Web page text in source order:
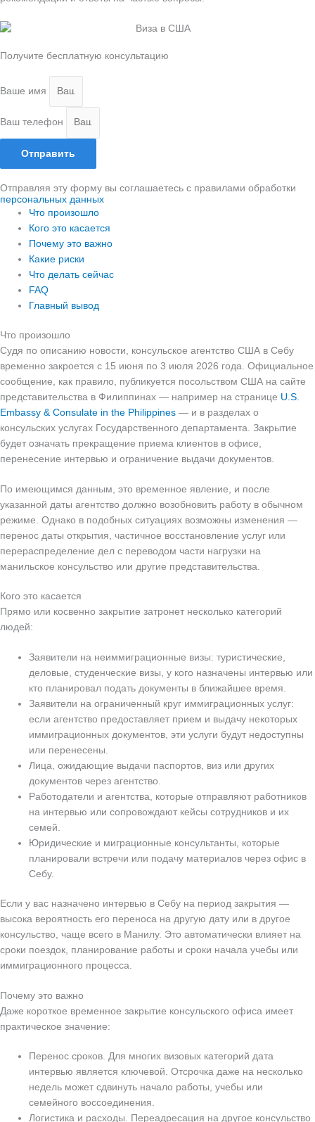
Получите бесплатную консультацию
Ваше имя
Ваш телефон
Отправить
Отправляя эту форму вы соглашаетесь с правилами обработки
персональных данных
Что произошло
Кого это касается
Почему это важно
Какие риски
Что делать сейчас
FAQ
Главный вывод
Что произошло
Судя по описанию новости, консульское агентство США в Себу
временно закроется с 15 июня по 3 июля 2026 года. Официальное
сообщение, как правило, публикуется посольством США на сайте
представительства в Филиппинах — например на странице U.S.
Embassy & Consulate in the Philippines — и в разделах о
консульских услугах Государственного департамента. Закрытие
будет означать прекращение приема клиентов в офисе,
перенесение интервью и ограничение выдачи документов.
По имеющимся данным, это временное явление, и после
указанной даты агентство должно возобновить работу в обычном
режиме. Однако в подобных ситуациях возможны изменения —
перенос даты открытия, частичное восстановление услуг или
перераспределение дел с переводом части нагрузки на
манильское консульство или другие представительства.
Кого это касается
Прямо или косвенно закрытие затронет несколько категорий
людей:
Заявители на неиммиграционные визы: туристические,
деловые, студенческие визы, у кого назначены интервью или
кто планировал подать документы в ближайшее время.
Заявители на ограниченный круг иммиграционных услуг:
если агентство предоставляет прием и выдачу некоторых
иммиграционных документов, эти услуги будут недоступны
или перенесены.
Лица, ожидающие выдачи паспортов, виз или других
документов через агентство.
Работодатели и агентства, которые отправляют работников
на интервью или сопровождают кейсы сотрудников и их
семей.
Юридические и миграционные консультанты, которые
планировали встречи или подачу материалов через офис в
Себу.
Если у вас назначено интервью в Себу на период закрытия —
высока вероятность его переноса на другую дату или в другое
консульство, чаще всего в Манилу. Это автоматически влияет на
сроки поездок, планирование работы и сроки начала учебы или
иммиграционного процесса.
Почему это важно
Даже короткое временное закрытие консульского офиса имеет
практическое значение:
Перенос сроков. Для многих визовых категорий дата
интервью является ключевой. Отсрочка даже на несколько
недель может сдвинуть начало работы, учебы или
семейного воссоединения.
Логистика и расходы. Переадресация на другое консульство